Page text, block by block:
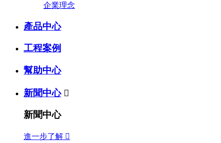
企業理念
產品中心
工程案例
幫助中心
新聞中心 
新聞中心
進一步了解 